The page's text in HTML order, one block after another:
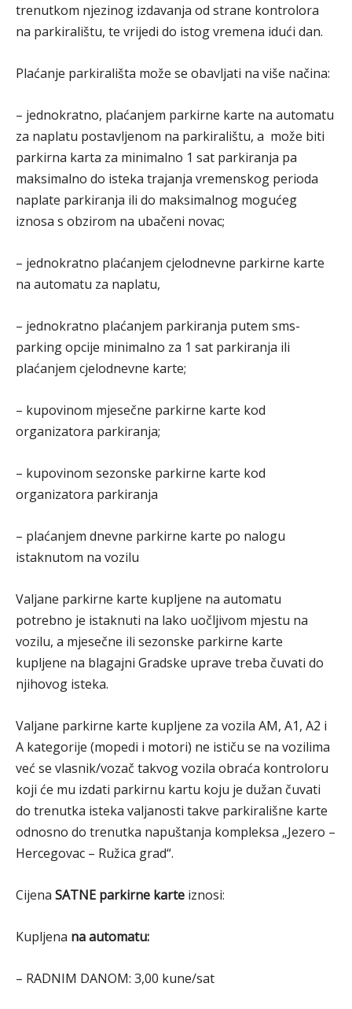
trenutkom njezinog izdavanja od strane kontrolora
na parkiralištu, te vrijedi do istog vremena idući dan.
Plaćanje parkirališta može se obavljati na više načina:
– jednokratno, plaćanjem parkirne karte na automatu
za naplatu postavljenom na parkiralištu, a može biti
parkirna karta za minimalno 1 sat parkiranja pa
maksimalno do isteka trajanja vremenskog perioda
naplate parkiranja ili do maksimalnog mogućeg
iznosa s obzirom na ubačeni novac;
– jednokratno plaćanjem cjelodnevne parkirne karte
na automatu za naplatu,
– jednokratno plaćanjem parkiranja putem sms-
parking opcije minimalno za 1 sat parkiranja ili
plaćanjem cjelodnevne karte;
– kupovinom mjesečne parkirne karte kod
organizatora parkiranja;
– kupovinom sezonske parkirne karte kod
organizatora parkiranja
– plaćanjem dnevne parkirne karte po nalogu
istaknutom na vozilu
Valjane parkirne karte kupljene na automatu
potrebno je istaknuti na lako uočljivom mjestu na
vozilu, a mjesečne ili sezonske parkirne karte
kupljene na blagajni Gradske uprave treba čuvati do
njihovog isteka.
Valjane parkirne karte kupljene za vozila AM, A1, A2 i
A kategorije (mopedi i motori) ne ističu se na vozilima
već se vlasnik/vozač takvog vozila obraća kontroloru
koji će mu izdati parkirnu kartu koju je dužan čuvati
do trenutka isteka valjanosti takve parkirališne karte
odnosno do trenutka napuštanja kompleksa „Jezero –
Hercegovac – Ružica grad“.
Cijena SATNE parkirne karte iznosi:
Kupljena na automatu:
– RADNIM DANOM: 3,00 kune/sat